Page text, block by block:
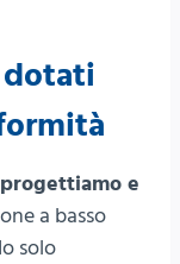
dotati
e
a basso
solo